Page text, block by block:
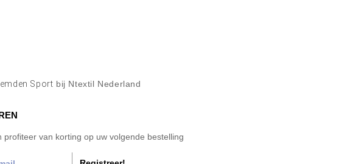
Sport bij Ntextil Nederland
profiteer van korting op uw volgende bestelling